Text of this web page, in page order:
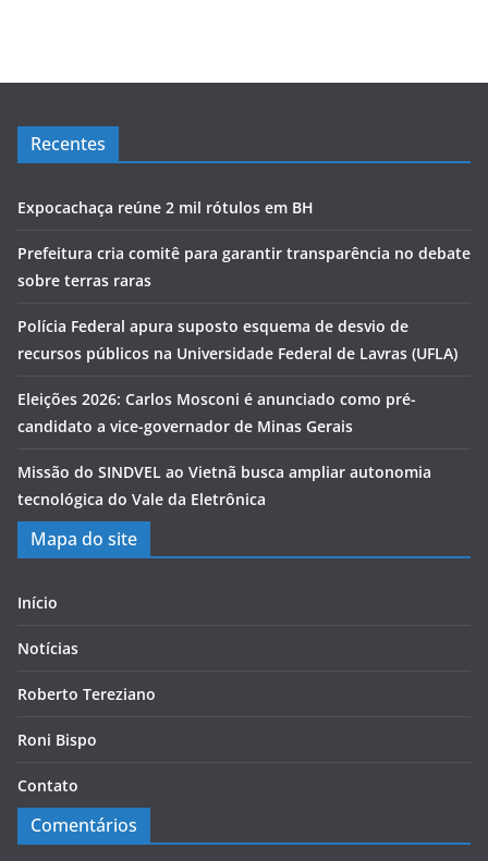
Recentes
Expocachaça reúne 2 mil rótulos em BH
Prefeitura cria comitê para garantir transparência no debate
sobre terras raras
Polícia Federal apura suposto esquema de desvio de
recursos públicos na Universidade Federal de Lavras (UFLA)
Eleições 2026: Carlos Mosconi é anunciado como pré-
candidato a vice-governador de Minas Gerais
Missão do SINDVEL ao Vietnã busca ampliar autonomia
tecnológica do Vale da Eletrônica
Mapa do site
Início
Notícias
Roberto Tereziano
Roni Bispo
Contato
Comentários